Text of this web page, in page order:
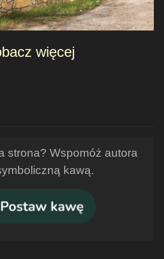
więcej
strona? Wspomóż autora
kawą.